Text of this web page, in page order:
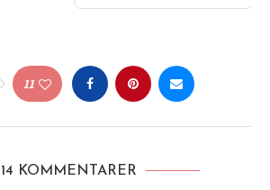
11
14 KOMMENTARER